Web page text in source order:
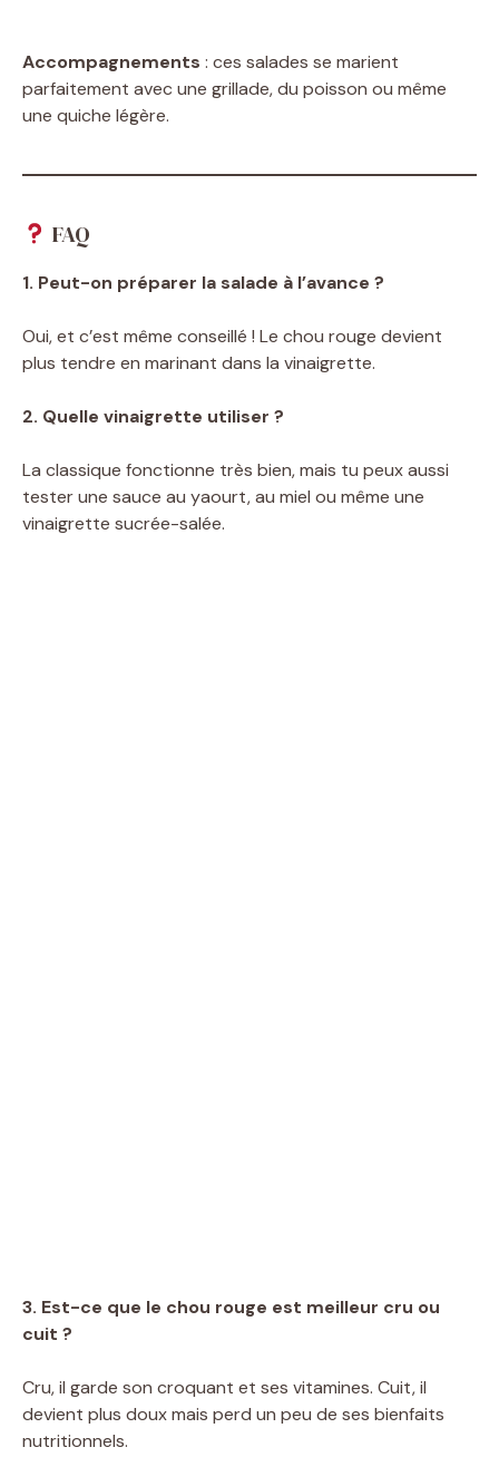
Accompagnements : ces salades se marient
parfaitement avec une grillade, du poisson ou même
une quiche légère.
FAQ
1. Peut-on préparer la salade à l’avance ?
Oui, et c’est même conseillé ! Le chou rouge devient
plus tendre en marinant dans la vinaigrette.
2. Quelle vinaigrette utiliser ?
La classique fonctionne très bien, mais tu peux aussi
tester une sauce au yaourt, au miel ou même une
vinaigrette sucrée-salée.
3. Est-ce que le chou rouge est meilleur cru ou
cuit ?
Cru, il garde son croquant et ses vitamines. Cuit, il
devient plus doux mais perd un peu de ses bienfaits
nutritionnels.